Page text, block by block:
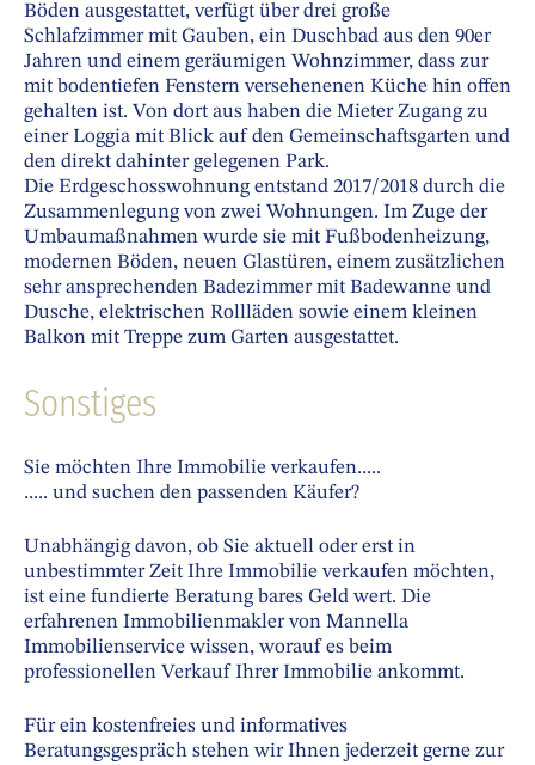
Böden ausgestattet, verfügt über drei große
Schlafzimmer mit Gauben, ein Duschbad aus den 90er
Jahren und einem geräumigen Wohnzimmer, dass zur
mit bodentiefen Fenstern versehenenen Küche hin offen
gehalten ist. Von dort aus haben die Mieter Zugang zu
einer Loggia mit Blick auf den Gemeinschaftsgarten und
den direkt dahinter gelegenen Park.
Die Erdgeschosswohnung entstand 2017/2018 durch die
Zusammenlegung von zwei Wohnungen. Im Zuge der
Umbaumaßnahmen wurde sie mit Fußbodenheizung,
modernen Böden, neuen Glastüren, einem zusätzlichen
sehr ansprechenden Badezimmer mit Badewanne und
Dusche, elektrischen Rollläden sowie einem kleinen
Balkon mit Treppe zum Garten ausgestattet.
Sonstiges
Sie möchten Ihre Immobilie verkaufen.....
..... und suchen den passenden Käufer?
Unabhängig davon, ob Sie aktuell oder erst in
unbestimmter Zeit Ihre Immobilie verkaufen möchten,
ist eine fundierte Beratung bares Geld wert. Die
erfahrenen Immobilienmakler von Mannella
Immobilienservice wissen, worauf es beim
professionellen Verkauf Ihrer Immobilie ankommt.
Für ein kostenfreies und informatives
Beratungsgespräch stehen wir Ihnen jederzeit gerne zur